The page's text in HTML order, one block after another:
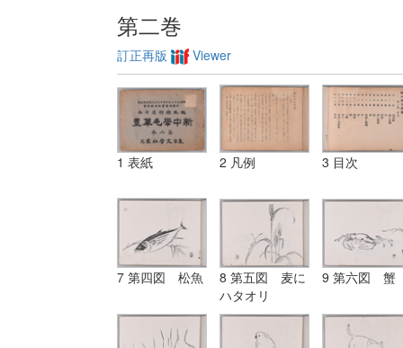
第二巻
訂正再版 Viewer
1 表紙 2 凡例 3 目次
7 第四図 松魚
8 第五図 麦に
ハタオリ
9 第六図 蟹